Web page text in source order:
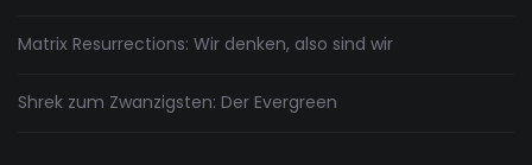
Matrix Resurrections: Wir denken, also sind wir
Shrek zum Zwanzigsten: Der Evergreen